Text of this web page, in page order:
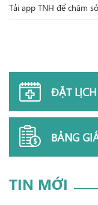
Tải app TNH để chăm
ĐẶT
BẢNG
TIN MỚI